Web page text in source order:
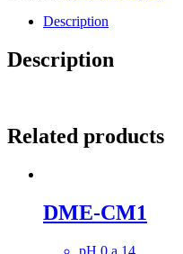
Description
Description
Related products
DME-CM1
pH 0 a 14